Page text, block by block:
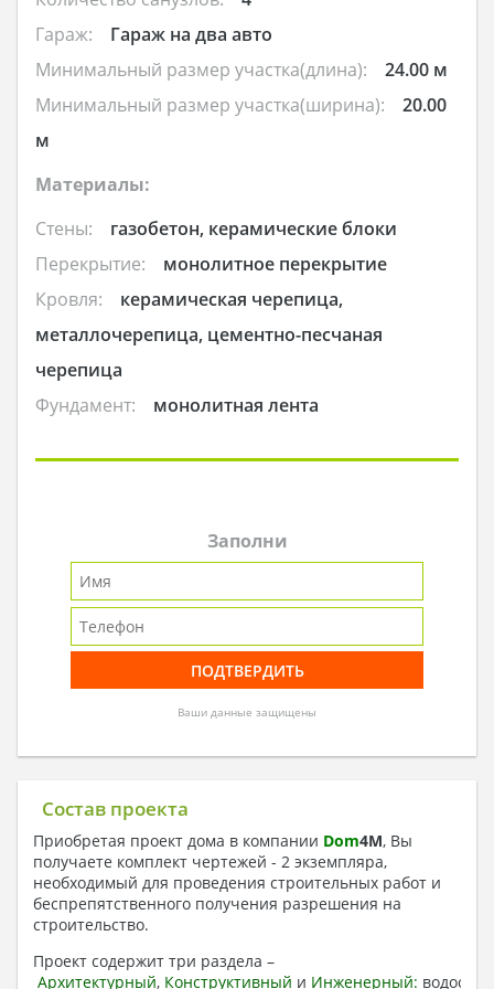
Гараж:
Гараж на два авто
Минимальный размер участка(длина):
24.00 м
Минимальный размер участка(ширина):
20.00
м
Материалы:
Стены:
газобетон, керамические блоки
Перекрытие:
монолитное перекрытие
Кровля:
керамическая черепица,
металлочерепица, цементно-песчаная
черепица
Фундамент:
монолитная лента
Заполни
Ваши данные защищены
Состав проекта
Приобретая проект дома в компании Dom4M, Вы
получаете комплект чертежей - 2 экземпляра,
необходимый для проведения строительных работ и
беспрепятственного получения разрешения на
строительство.
Проект содержит три раздела –
Архитектурный, Конструктивный и Инженерный: